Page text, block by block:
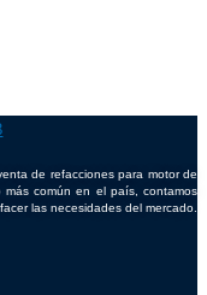
de refacciones para motor de
común en el país, contamos
las necesidades del mercado.